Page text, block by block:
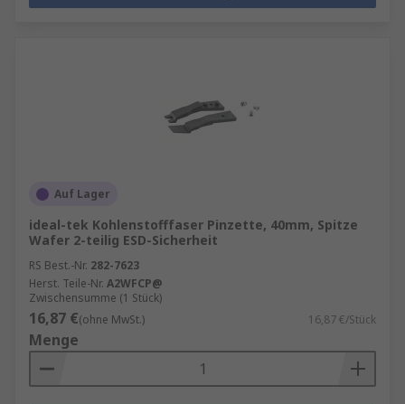
Auf Lager
ideal-tek Kohlenstofffaser Pinzette, 40mm, Spitze
Wafer 2-teilig ESD-Sicherheit
RS Best.-Nr. 282-7623
Herst. Teile-Nr. A2WFCP@
Zwischensumme (1 Stück)
16,87 €(ohne MwSt.) 16,87 €/Stück
Menge